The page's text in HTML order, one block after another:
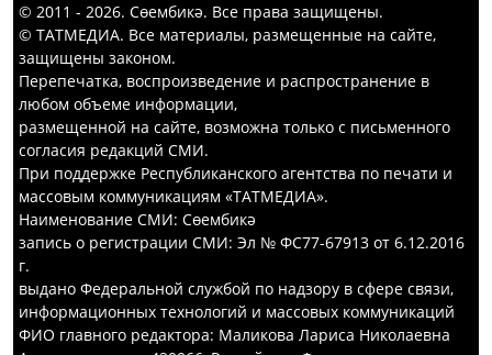
© 2011 - 2026. Сөембикә. Все права защищены.
© ТАТМЕДИА. Все материалы, размещенные на сайте,
защищены законом.
Перепечатка, воспроизведение и распространение в
любом объеме информации,
размещенной на сайте, возможна только с письменного
согласия редакций СМИ.
При поддержке Республиканского агентства по печати и
массовым коммуникациям «ТАТМЕДИА».
Наименование СМИ: Сөембикә
запись о регистрации СМИ: Эл № ФС77-67913 от 6.12.2016
г.
выдано Федеральной службой по надзору в сфере связи,
информационных технологий и массовых коммуникаций
ФИО главного редактора: Маликова Лариса Николаевна